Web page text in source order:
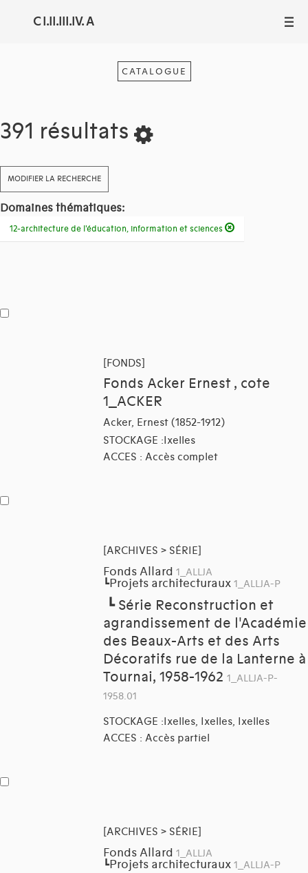
C I.II.III.IV. A III
CATALOGUE
391 résultats
MODIFIER LA RECHERCHE
Domaines thématiques:
12-architecture de l'éducation, information et sciences
[FONDS]
Fonds Acker Ernest , cote
1_ACKER
Acker, Ernest (1852-1912)
STOCKAGE :Ixelles
ACCES : Accès complet
[ARCHIVES > SÉRIE]
Fonds Allard 1_ALLJA
┗Projets architecturaux 1_ALLJA-P
┗ Série Reconstruction et
agrandissement de l'Académie
des Beaux-Arts et des Arts
Décoratifs rue de la Lanterne à
Tournai, 1958-1962 1_ALLJA-P-
1958.01
STOCKAGE :Ixelles, Ixelles, Ixelles
ACCES : Accès partiel
[ARCHIVES > SÉRIE]
Fonds Allard 1_ALLJA
┗Projets architecturaux 1_ALLJA-P